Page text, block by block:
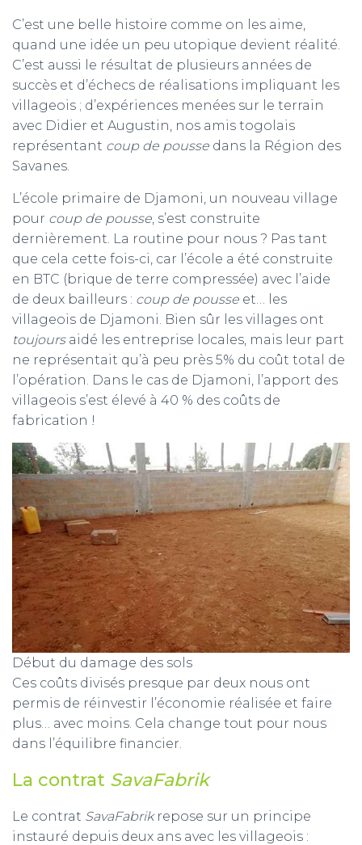
C’est une belle histoire comme on les aime,
quand une idée un peu utopique devient réalité.
C’est aussi le résultat de plusieurs années de
succès et d’échecs de réalisations impliquant les
villageois ; d’expériences menées sur le terrain
avec Didier et Augustin, nos amis togolais
représentant coup de pousse dans la Région des
Savanes.
L’école primaire de Djamoni, un nouveau village
pour coup de pousse, s’est construite
dernièrement. La routine pour nous ? Pas tant
que cela cette fois-ci, car l’école a été construite
en BTC (brique de terre compressée) avec l’aide
de deux bailleurs : coup de pousse et… les
villageois de Djamoni. Bien sûr les villages ont
toujours aidé les entreprise locales, mais leur part
ne représentait qu’à peu près 5% du coût total de
l’opération. Dans le cas de Djamoni, l’apport des
villageois s’est élevé à 40 % des coûts de
fabrication !
Début du damage des sols
Ces coûts divisés presque par deux nous ont
permis de réinvestir l’économie réalisée et faire
plus… avec moins. Cela change tout pour nous
dans l’équilibre financier.
La contrat SavaFabrik
Le contrat SavaFabrikrepose sur un principe
instauré depuis deux ans avec les villageois :